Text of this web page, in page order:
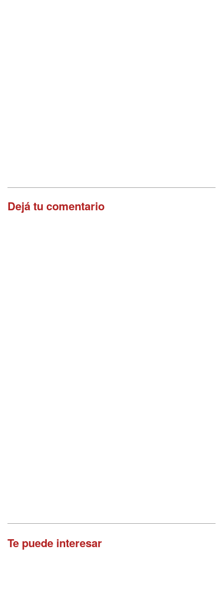
Dejá tu comentario
Te puede interesar